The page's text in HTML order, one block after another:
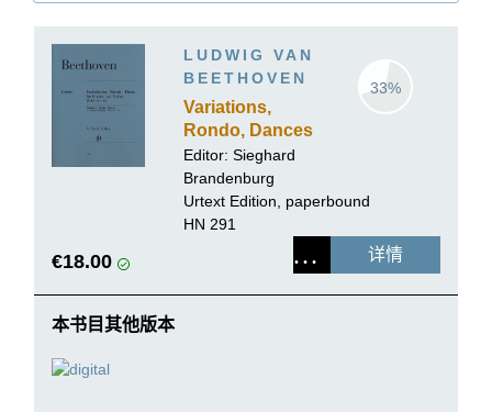
LUDWIG VAN
BEETHOVEN
Variations,
Rondo, Dances
for Piano and
Violin
33%
Editor: Sieghard
Brandenburg
Urtext Edition, paperbound
HN 291
€18.00 详情
本书目其他版本